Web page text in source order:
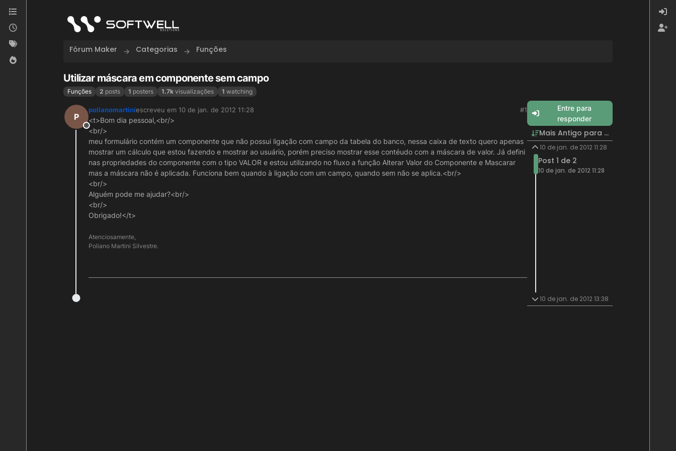
Skip to content
Fórum Maker Categorias Funções
Utilizar máscara em componente sem campo
Funções 2 posts 1 posters 1.7k visualizações 1 watching
P
Offline
polianomartiniescreveu em 10 de jan. de 2012 11:28
última edição por
#1
<t>Bom dia pessoal,<br/>
<br/>
meu formulário contém um componente que não possui ligação com campo da tabela do banco, nessa caixa de texto quero apenas
mostrar um cálculo que estou fazendo e mostrar ao usuário, porém preciso mostrar esse contéudo com a máscara de valor. Já defini
nas propriedades do componente com o tipo VALOR e estou utilizando no fluxo a função Alterar Valor do Componente e Mascarar
mas a máscara não é aplicada. Funciona bem quando à ligação com um campo, quando sem não se aplica.<br/>
<br/>
Alguém pode me ajudar?<br/>
<br/>
Obrigado!</t>
Atenciosamente,
Poliano Martini Silvestre.
Entre para
responder
Mais Antigo para Mais Recente
10 de jan. de 2012 11:28
Post 1 de 2
10 de jan. de 2012 11:28
10 de jan. de 2012 13:38